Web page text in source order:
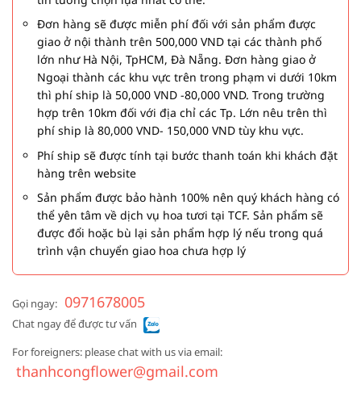
Đơn hàng sẽ được miễn phí đối với sản phẩm được
giao ở nội thành trên 500,000 VND tại các thành phố
lớn như Hà Nội, TpHCM, Đà Nẵng. Đơn hàng giao ở
Ngoại thành các khu vực trên trong phạm vi dưới 10km
thì phí ship là 50,000 VND -80,000 VND. Trong trường
hợp trên 10km đối với địa chỉ các Tp. Lớn nêu trên thì
phí ship là 80,000 VND- 150,000 VND tùy khu vực.
Phí ship sẽ được tính tại bước thanh toán khi khách đặt
hàng trên website
Sản phẩm được bảo hành 100% nên quý khách hàng có
thể yên tâm về dịch vụ hoa tươi tại TCF. Sản phẩm sẽ
được đổi hoặc bù lại sản phẩm hợp lý nếu trong quá
trình vận chuyển giao hoa chưa hợp lý
Gọi ngay: 0971678005
Chat ngay để được tư vấn
For foreigners: please chat with us via email:
thanhcongflower@gmail.com